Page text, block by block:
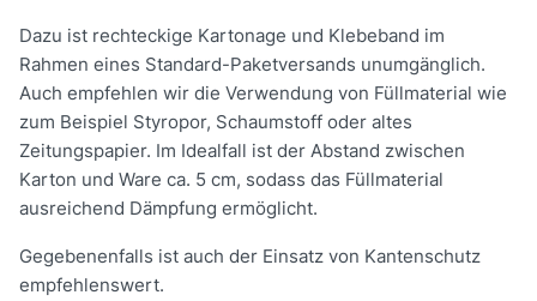
Dazu ist rechteckige Kartonage und Klebeband im
Rahmen eines Standard-Paketversands unumgänglich.
Auch empfehlen wir die Verwendung von Füllmaterial wie
zum Beispiel Styropor, Schaumstoff oder altes
Zeitungspapier. Im Idealfall ist der Abstand zwischen
Karton und Ware ca. 5 cm, sodass das Füllmaterial
ausreichend Dämpfung ermöglicht.
Gegebenenfalls ist auch der Einsatz von Kantenschutz
empfehlenswert.